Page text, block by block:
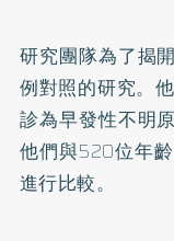
研究團隊為了揭
例對照的研究。
診為早發性不明
他們與520位年
進行比較。